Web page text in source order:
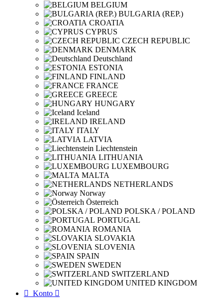
BELGIUM
BULGARIA (REP.)
CROATIA
CYPRUS
CZECH REPUBLIC
DENMARK
Deutschland
ESTONIA
FINLAND
FRANCE
GREECE
HUNGARY
Iceland
IRELAND
ITALY
LATVIA
Liechtenstein
LITHUANIA
LUXEMBOURG
MALTA
NETHERLANDS
Norway
Österreich
POLSKA / POLAND
PORTUGAL
ROMANIA
SLOVAKIA
SLOVENIA
SPAIN
SWEDEN
SWITZERLAND
UNITED KINGDOM
 Konto 